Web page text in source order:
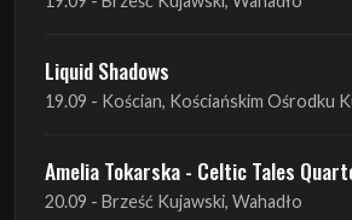
Amelia Tokarska - Celtic Tales Quartet
20.09 - Brześć Kujawski, Wahadło
Red Sand